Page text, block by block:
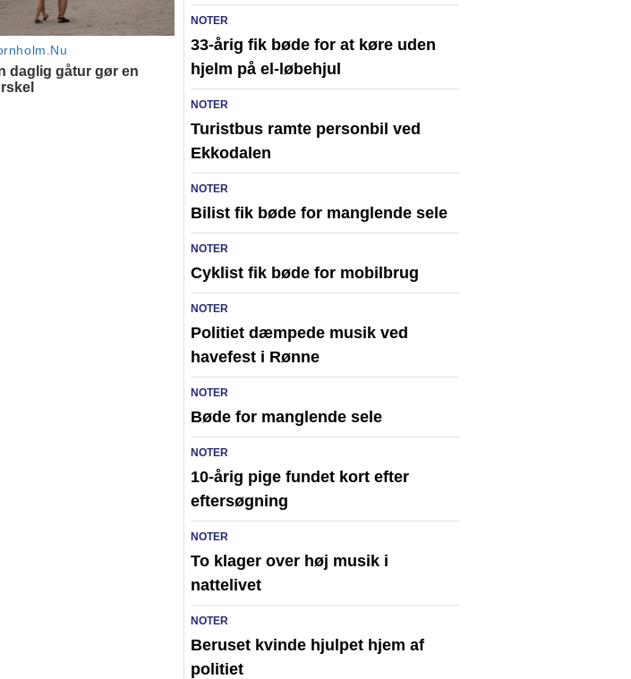
NOTER
33-årig fik bøde for at køre uden
hjelm på el-løbehjul
NOTER
Turistbus ramte personbil ved
Ekkodalen
NOTER
Bilist fik bøde for manglende sele
NOTER
Cyklist fik bøde for mobilbrug
NOTER
Politiet dæmpede musik ved
havefest i Rønne
NOTER
Bøde for manglende sele
NOTER
10-årig pige fundet kort efter
eftersøgning
NOTER
To klager over høj musik i
nattelivet
NOTER
Beruset kvinde hjulpet hjem af
politiet